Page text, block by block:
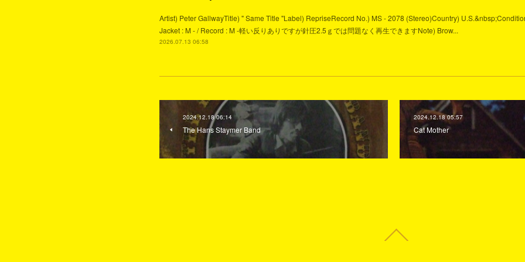
Artist) Peter GallwayTitle) " Same Title "Label) RepriseRecord No.) MS - 2078 (Stereo)Country)
Jacket : M - / Record : M -軽い反りありですが針圧2.5ｇでは問題なく再生できますNote) Brow...
2026.07.13 06:58
2024.12.18 06:14
The Hans Staymer Band
2024.12.18 05:57
Cat Mother